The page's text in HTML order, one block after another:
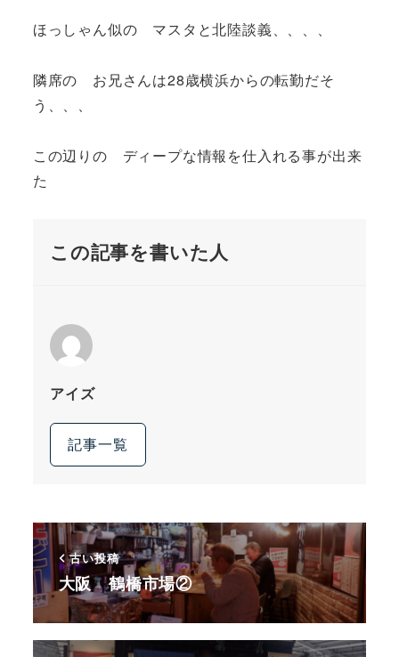
ほっしゃん似の マスタと北陸談義、、、、
隣席の お兄さんは28歳横浜からの転勤だそ
う、、、
この辺りの ディープな情報を仕入れる事が出来
た
この記事を書いた人
アイズ
記事一覧
古い投稿
大阪 鶴橋市場②